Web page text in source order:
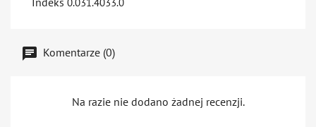
Komentarze (0)
Na razie nie dodano żadnej recenzji.